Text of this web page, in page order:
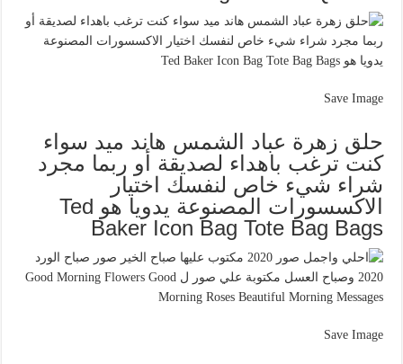
Save Image
حلق زهرة عباد الشمس هاند ميد سواء
كنت ترغب باهداء لصديقة أو ربما مجرد
شراء شيء خاص لنفسك اختيار
الاكسسورات المصنوعة يدويا هو Ted
Baker Icon Bag Tote Bag Bags
Save Image